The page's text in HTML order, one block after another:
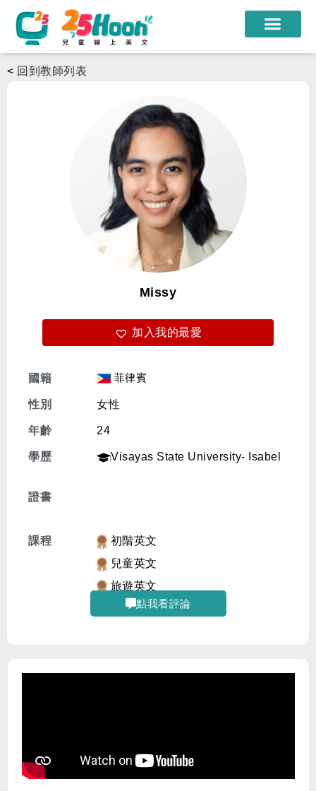
課程教材
限時優惠
學員心得
遊學團
常見問題
免費體驗
< 回到教師列表
Missy
加入我的最愛
國籍 菲律賓
性別 女性
年齡 24
學歷 Visayas State University- Isabel
證書
課程
初階英文
兒童英文
旅遊英文
點我看評論